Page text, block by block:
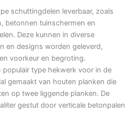
schuttingdelen leverbaar, zoals
betonnen tuinschermen en
Deze kunnen in diverse
en designs worden geleverd,
voorkeur en begroting.
populair type hekwerk voor in de
gemaakt van houten planken die
op twee liggende planken. De
gestut door verticale betonpalen